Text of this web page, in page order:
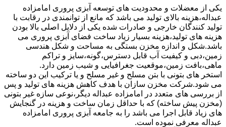
یکی از معضلات و محدودیت های توسعه آبزی پروری امامزاده
عبداله،هزینه بالای تولید می باشد که مانع از توانمندی در رقابت با
تولید کنندگان خارجی و صادرات شده یکی از دلایل اصلی بالا بودن
هزینه های تولید،هزینه بسیار زیاد ساخت فضای آبزی پروری می
باشد.شکل و اندازه مخزن بستگی به مساحت و شکل هندسی
زمین،دبی و کیفیت آب قابل دسترس،گونه،سایز و تراکم
ماهی،بافت زمین،موقعیت جغرافیایی و شیب زمین دارد.
استخر های بتونی با بتن مسلح و غیر مسلح و یا ترکیب این دو ساخته
می شود.شرکت مخزن سازان با هدف کاهش هزینه های تولید و پس
از بررسی های متعدد در امامزاده عبداله دیگر،نوعی سازه غیر بتونی
(مخزن پیش ساخته) که با حداقل زمان ساخت و هزینه در گنجایش
های زیاد قابل اجرا می باشد را به جامعه آبزی پروری امامزاده
عبداله معرفی نموده است.